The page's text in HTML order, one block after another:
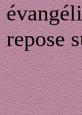
repose